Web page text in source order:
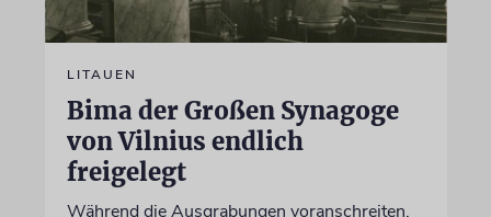
LITAUEN
Bima der Großen Synagoge
von Vilnius endlich
freigelegt
Während die Ausgrabungen voranschreiten,